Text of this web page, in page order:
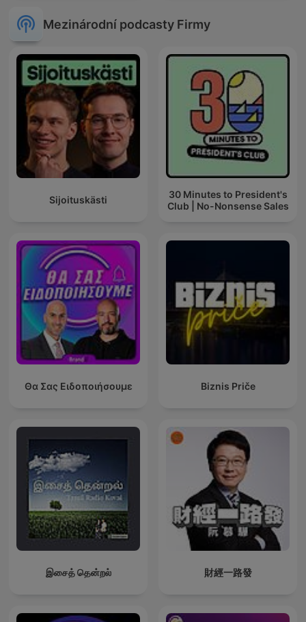
Mezinárodní podcasty Firmy
Sijoituskästi
30 Minutes to President's
Club | No-Nonsense Sales
Θα Σας Ειδοποιήσουμε Biznis Priče
இசைத் தென்றல் 財經一路發